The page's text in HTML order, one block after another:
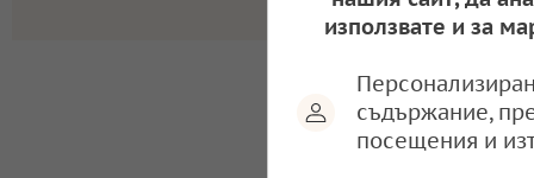
използвате и за
съдържание,
посещения и